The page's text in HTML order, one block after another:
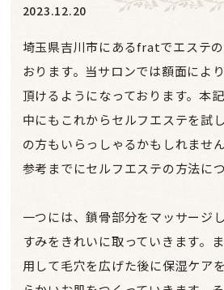
2023.12.20
埼玉県吉川市にあるfratでエステ
おります。当サロンでは額面によ
頂けるようになっております。本
中にもこれからセルフエステを試
の方もいらっしゃるかもしれませ
参考までにセルフエステの方法に
一つには、鎖骨部分をマッサージ
すみをきれいに取っていきます。
用して毛穴を広げた後に保湿ケア